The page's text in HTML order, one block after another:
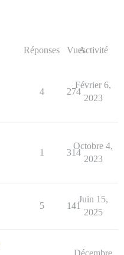
Réponses VuesActivité
4 274
Février 6,
2023
1 314
Octobre 4,
2023
5 141
Juin 15,
2025